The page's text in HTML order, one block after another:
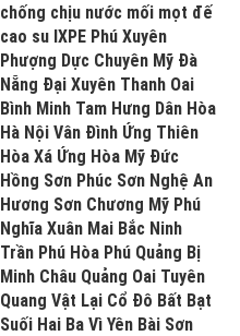
chống chịu nước mối mọt đế
cao su IXPE Phú Xuyên
Phượng Dực Chuyên Mỹ Đà
Nẵng Đại Xuyên Thanh Oai
Bình Minh Tam Hưng Dân Hòa
Hà Nội Vân Đình Ứng Thiên
Hòa Xá Ứng Hòa Mỹ Đức
Hồng Sơn Phúc Sơn Nghệ An
Hương Sơn Chương Mỹ Phú
Nghĩa Xuân Mai Bắc Ninh
Trần Phú Hòa Phú Quảng Bị
Minh Châu Quảng Oai Tuyên
Quang Vật Lại Cổ Đô Bất Bạt
Suối Hai Ba Vì Yên Bài Sơn